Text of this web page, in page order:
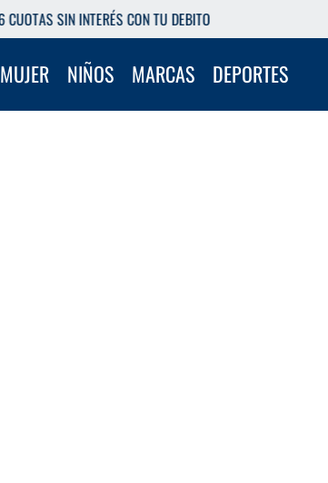
RETIRÁ GRATIS EN NUESTRAS SUCURSALES
MUJER NIÑOS MARCAS DEPORTES